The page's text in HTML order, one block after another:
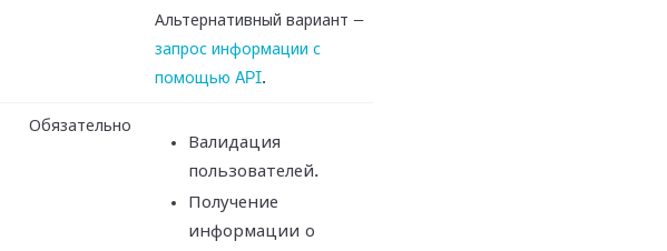
Альтернативный вариант —
запрос информации с
помощью API.
Обязательно
Валидация
пользователей.
Получение
информации о